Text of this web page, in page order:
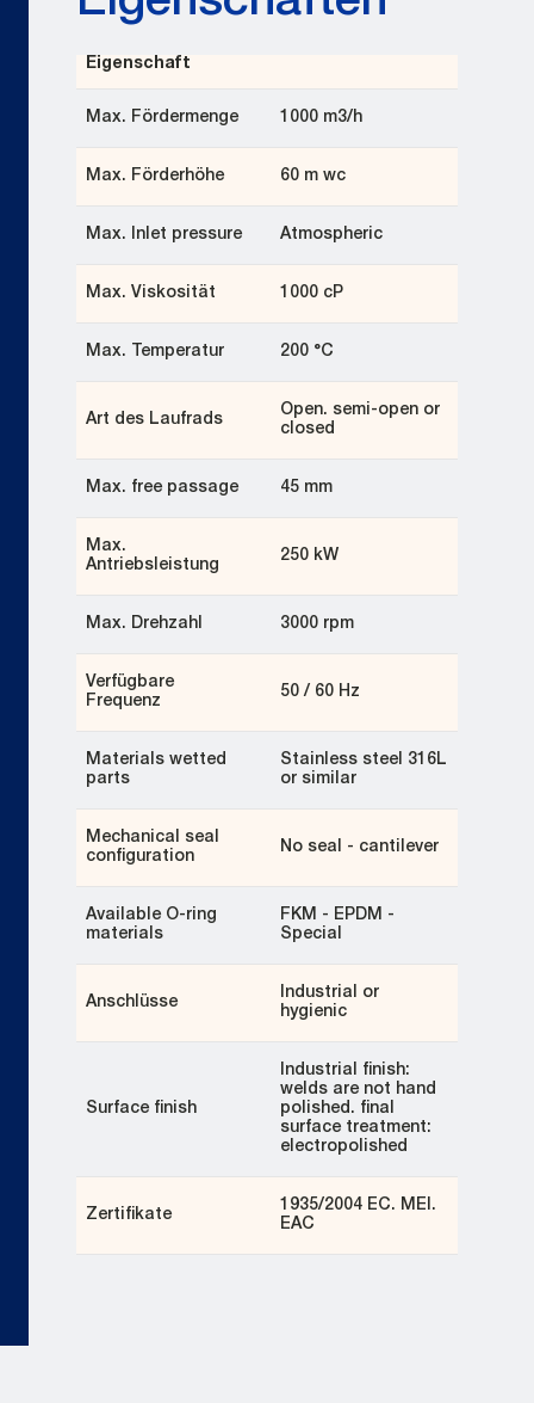
Eigenschaft
Max. Fördermenge 1000 m3/h
Max. Förderhöhe 60 m wc
Max. Inlet pressure Atmospheric
Max. Viskosität 1000 cP
Max. Temperatur 200 °C
Art des Laufrads
Open. semi-open or
closed
Max. free passage 45 mm
Max.
Antriebsleistung
250 kW
Max. Drehzahl 3000 rpm
Verfügbare
Frequenz
50 / 60 Hz
Materials wetted
parts
Stainless steel 316L
or similar
Mechanical seal
configuration
No seal - cantilever
Available O-ring
materials
FKM - EPDM -
Special
Anschlüsse
Industrial or
hygienic
Surface finish
Industrial finish:
welds are not hand
polished. final
surface treatment:
electropolished
Zertifikate
1935/2004 EC. MEI.
EAC